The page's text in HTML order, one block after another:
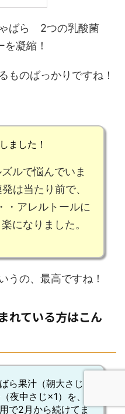
ばら
2つの乳酸菌
凝縮！
ものばっかりですね！
ました ！
ルで悩んでいま
は当たり前で、
・ アレルトールに
になりました。
うの、最高ですね！
れている方はこん
ら果汁（朝大さじ
夜中さじ×1） を、
で2月から続けてま